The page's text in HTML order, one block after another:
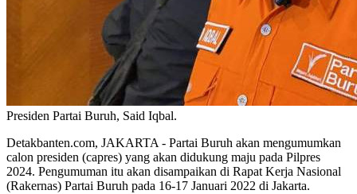
Presiden Partai Buruh, Said Iqbal.
Detakbanten.com, JAKARTA - Partai Buruh akan mengumumkan
calon presiden (capres) yang akan didukung maju pada Pilpres
2024. Pengumuman itu akan disampaikan di Rapat Kerja Nasional
(Rakernas) Partai Buruh pada 16-17 Januari 2022 di Jakarta.